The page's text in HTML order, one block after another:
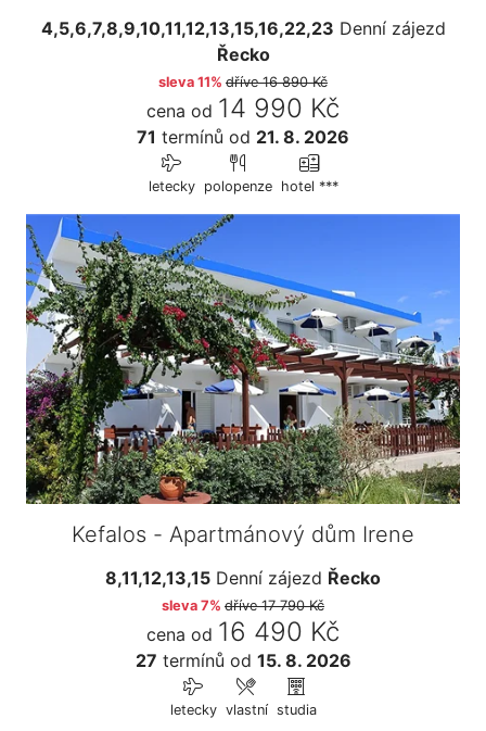
4,5,6,7,8,9,10,11,12,13,15,16,22,23 Denní zájezd
Řecko
sleva 11% dříve16 890 Kč
cena od 14 990 Kč
71 termínů od 21. 8. 2026
letecky polopenze hotel ***
Kefalos - Apartmánový dům Irene
8,11,12,13,15 Denní zájezd Řecko
sleva 7% dříve17 790 Kč
cena od 16 490 Kč
27 termínů od 15. 8. 2026
letecky vlastní studia